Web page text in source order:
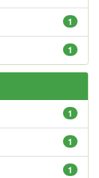
1
1
1
1
1